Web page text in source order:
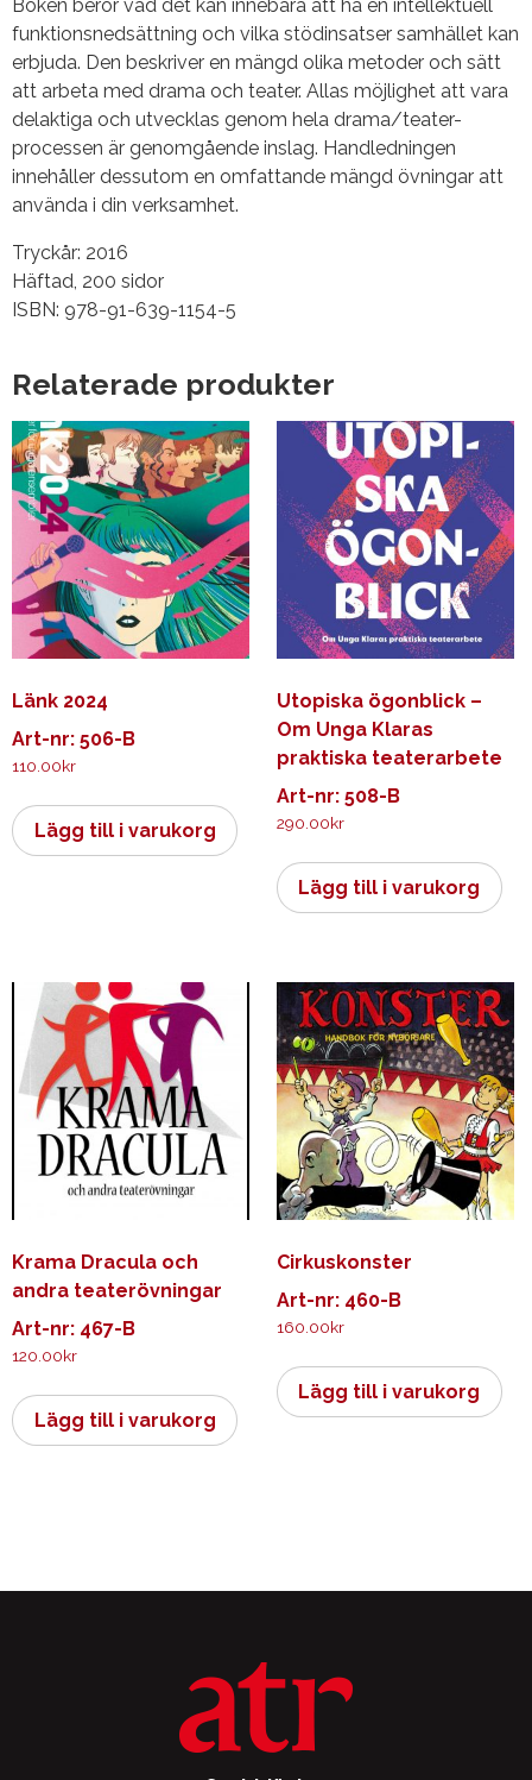
Boken berör vad det kan innebära att ha en intellektuell
funktionsnedsättning och vilka stödinsatser samhället kan
erbjuda. Den beskriver en mängd olika metoder och sätt
att arbeta med drama och teater. Allas möjlighet att vara
delaktiga och utvecklas genom hela drama/teater-
processen är genomgående inslag. Handledningen
innehåller dessutom en omfattande mängd övningar att
använda i din verksamhet.
Tryckår: 2016
Häftad, 200 sidor
ISBN: 978-91-639-1154-5
Relaterade produkter
Länk 2024
Art-nr: 506-B
110.00kr
Lägg till i varukorg
Utopiska ögonblick –
Om Unga Klaras
praktiska teaterarbete
Art-nr: 508-B
290.00kr
Lägg till i varukorg
Krama Dracula och
andra teaterövningar
Art-nr: 467-B
120.00kr
Lägg till i varukorg
Cirkuskonster
Art-nr: 460-B
160.00kr
Lägg till i varukorg